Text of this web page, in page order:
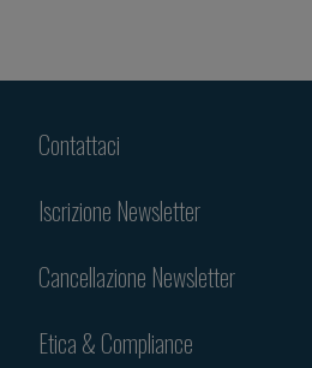
Contattaci
Iscrizione Newsletter
Cancellazione Newsletter
Etica & Compliance